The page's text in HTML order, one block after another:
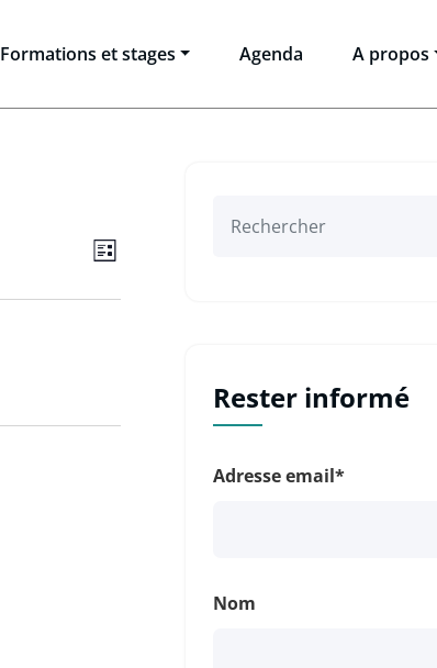
Formations et stages Agenda A propos
Navigation
par
Navigation
de
Liste
Rester informé
Adresse email*
Nom